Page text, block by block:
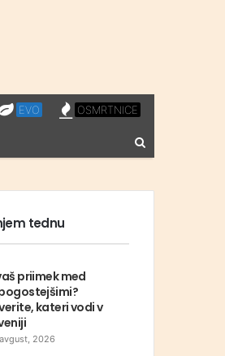
EVO
EVO OSMRTNICE
OSMRTNICE
tednu
priimek med
kateri vodi v
2026